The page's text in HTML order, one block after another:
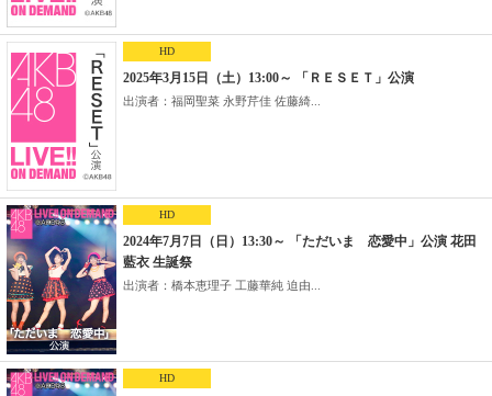
HD
2025年3月15日（土）13:00～ 「ＲＥＳＥＴ」公演
出演者：福岡聖菜 永野芹佳 佐藤綺...
HD
2024年7月7日（日）13:30～ 「ただいま 恋愛中」公演 花田
藍衣 生誕祭
出演者：橋本恵理子 工藤華純 迫由...
HD